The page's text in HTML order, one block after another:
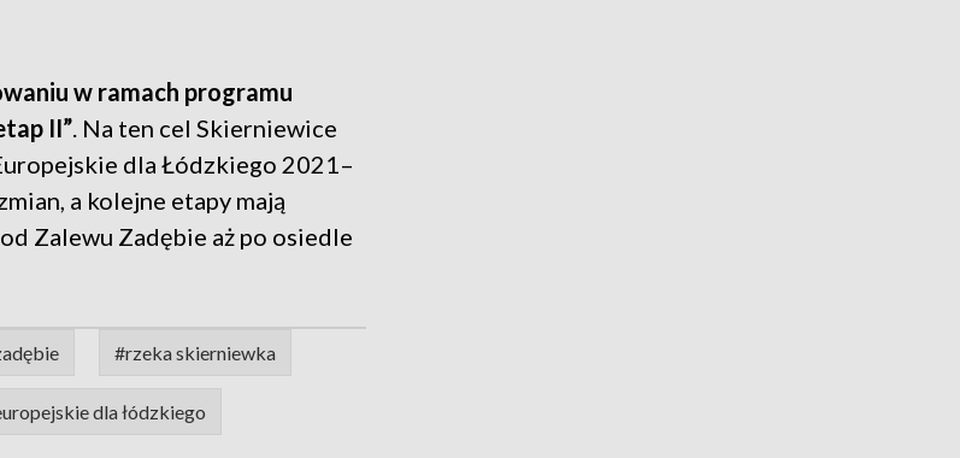
w ramach programu
II”. Na ten cel Skierniewice
dla Łódzkiego 2021–
a kolejne etapy mają
Zalewu Zadębie aż po osiedle
#rzeka skierniewka
dla łódzkiego